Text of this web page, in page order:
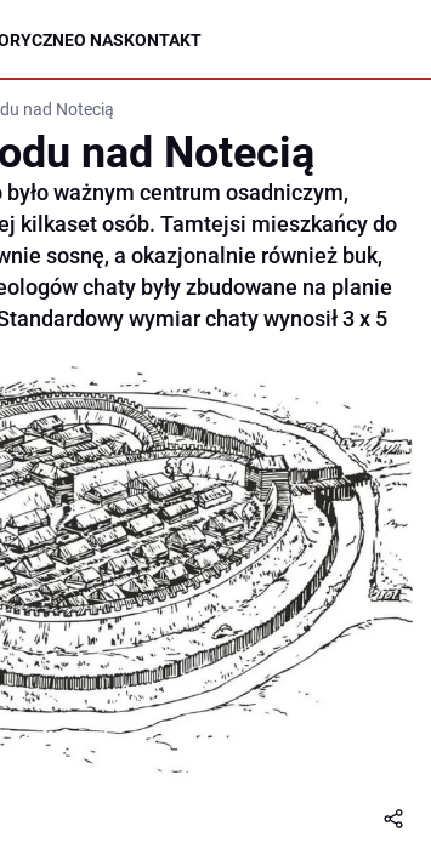
O NASKONTAKT
nad Notecią
nad Notecią
ważnym centrum osadniczym,
kilkaset osób. Tamtejsi mieszkańcy do
sosnę, a okazjonalnie również buk,
chaty były zbudowane na planie
wymiar chaty wynosił 3 x 5